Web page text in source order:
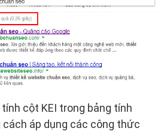
cột KEI trong bảng tính
cách áp dụng các công thức